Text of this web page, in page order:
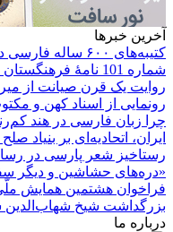
آخرین خبرها
کتیبه‌های ۶۰۰ ساله فارسی در هندوستان
شماره 101 نامۀ فرهنگستان منتشر شد
روایت یک قرن صیانت از
رونمایی از اسناد کهن و
چرا زبان فارسی در هند
ایران، اتحادیه‌ای بر
رستاخیز شعر پارسی در
«دره‌های حشاشین و دیگر
فراخوان هشتمین همایش
بزرگداشت شیخ شهاب‌الدین
درباره ما